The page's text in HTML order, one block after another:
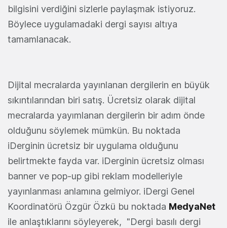
bilgisini verdiğini sizlerle paylaşmak istiyoruz.
Böylece uygulamadaki dergi sayısı altıya
tamamlanacak.
Dijital mecralarda yayınlanan dergilerin en büyük
sıkıntılarından biri satış. Ücretsiz olarak dijital
mecralarda yayımlanan dergilerin bir adım önde
olduğunu söylemek mümkün. Bu noktada
iDerginin ücretsiz bir uygulama olduğunu
belirtmekte fayda var. iDerginin ücretsiz olması
banner ve pop-up gibi reklam modelleriyle
yayınlanması anlamına gelmiyor. iDergi Genel
Koordinatörü Özgür Özkü bu noktada MedyaNet
ile anlaştıklarını söyleyerek, "Dergi basılı dergi